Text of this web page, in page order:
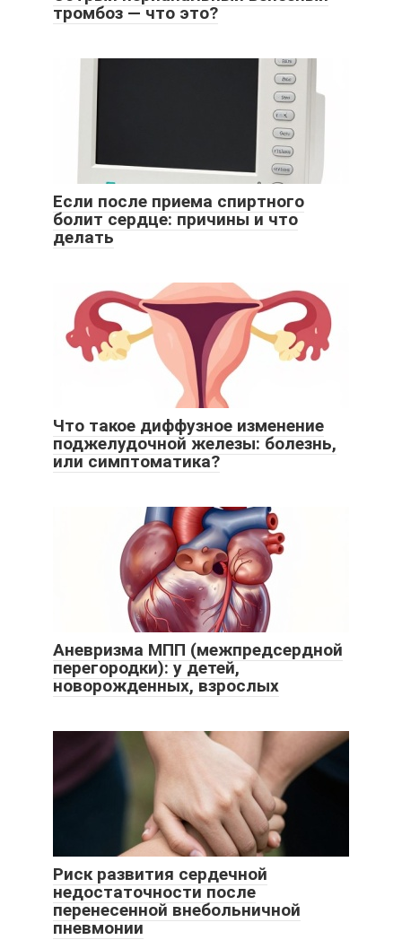
тромбоз — что это?
Если после приема спиртного
болит сердце: причины и что
делать
Что такое диффузное изменение
поджелудочной железы: болезнь,
или симптоматика?
Аневризма МПП (межпредсердной
перегородки): у детей,
новорожденных, взрослых
Риск развития сердечной
недостаточности после
перенесенной внебольничной
пневмонии